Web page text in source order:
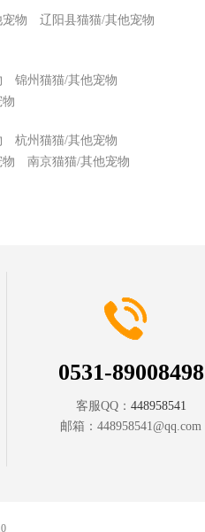
物
辽阳县猫猫/其他宠物
锦州猫猫/其他宠物
杭州猫猫/其他宠物
南京猫猫/其他宠物
0531-89008498
客服QQ： 448958541
邮箱： 448958541@qq.com